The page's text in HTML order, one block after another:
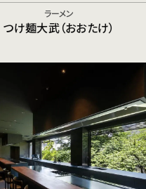
ラーメン
つけ麺大武（おおたけ）